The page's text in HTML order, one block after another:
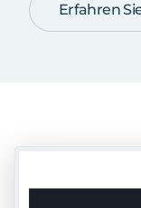
Erfahren